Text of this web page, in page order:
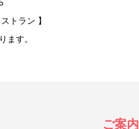
トラン 】
ます。
ご案内